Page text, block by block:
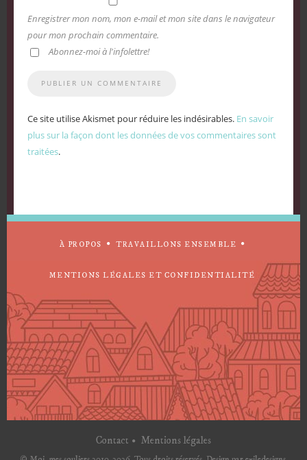
Enregistrer mon nom, mon e-mail et mon site dans le navigateur
pour mon prochain commentaire.
Abonnez-moi à l'infolettre!
Ce site utilise Akismet pour réduire les indésirables. En savoir
plus sur la façon dont les données de vos commentaires sont
traitées.
À PROPOS TRAVAILLONS ENSEMBLE
MENTIONS LÉGALES ET CONFIDENTIALITÉ
Contact Mentions légales